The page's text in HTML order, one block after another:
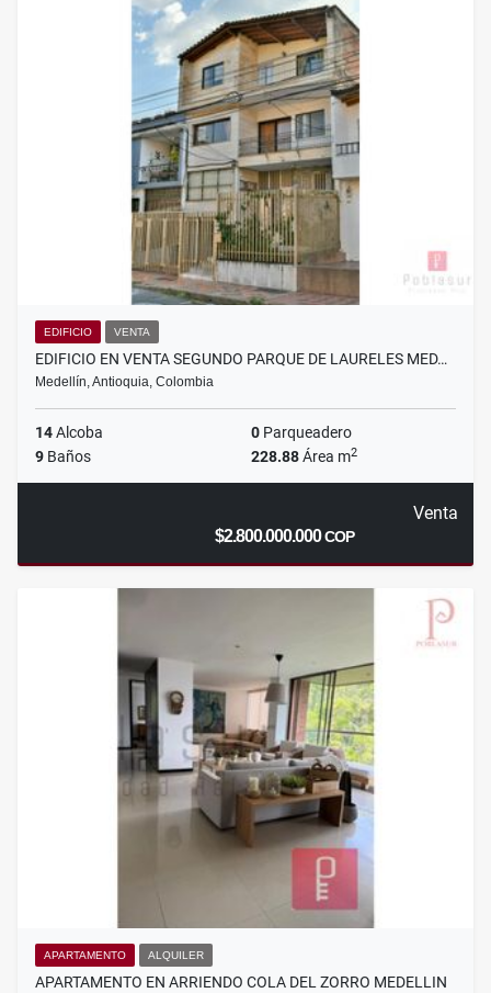
EDIFICIO VENTA
EDIFICIO EN VENTA SEGUNDO PARQUE DE LAURELES MED…
Medellín, Antioquia, Colombia
14Alcoba 0 Parqueadero
9 Baños 228.88Área m2
Venta
$2.800.000.000COP
APARTAMENTO ALQUILER
APARTAMENTO EN ARRIENDO COLA DEL ZORRO MEDELLIN